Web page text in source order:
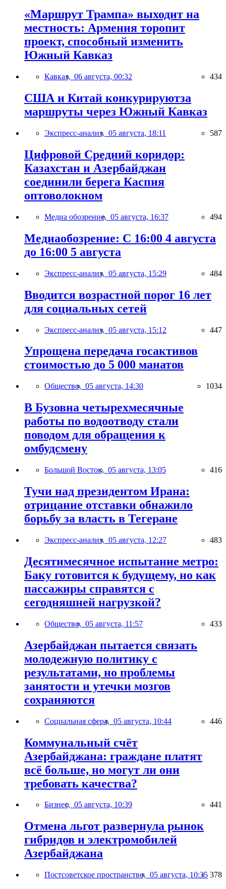
«Маршрут Трампа» выходит на
местность: Армения торопит
проект, способный изменить
Южный Кавказ
Кавказ, 06 августа, 00:32 434
США и Китай конкурируютза
маршруты через Южный Кавказ
Экспресс-анализ, 05 августа, 18:11 587
Цифровой Средний коридор:
Казахстан и Азербайджан
соединили берега Каспия
оптоволокном
Медиа обозрение, 05 августа, 16:37 494
Медиаобозрение: С 16:00 4 августа
до 16:00 5 августа
Экспресс-анализ, 05 августа, 15:29 484
Вводится возрастной порог 16 лет
для социальных сетей
Экспресс-анализ, 05 августа, 15:12 447
Упрощена передача госактивов
стоимостью до 5 000 манатов
Общество, 05 августа, 14:30 1034
В Бузовна четырехмесячные
работы по водоотводу стали
поводом для обращения к
омбудсмену
Большой Восток, 05 августа, 13:05 416
Тучи над президентом Ирана:
отрицание отставки обнажило
борьбу за власть в Тегеране
Экспресс-анализ, 05 августа, 12:27 483
Десятимесячное испытание метро:
Баку готовится к будущему, но как
пассажиры справятся с
сегодняшней нагрузкой?
Общество, 05 августа, 11:57 433
Азербайджан пытается связать
молодежную политику с
результатами, но проблемы
занятости и утечки мозгов
сохраняются
Социальная сфера, 05 августа, 10:44 446
Коммунальный счёт
Азербайджана: граждане платят
всё больше, но могут ли они
требовать качества?
Бизнес, 05 августа, 10:39 441
Отмена льгот развернула рынок
гибридов и электромобилей
Азербайджана
Постсоветское пространство, 05 августа, 10:35 378